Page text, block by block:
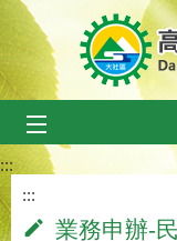
跳到主要內容區塊
:::
:::
業務申辦-